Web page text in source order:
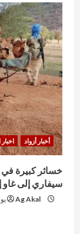
أخبار أزواد
خسائر كبيرة
سيفاري إلى غاو إثر 11 هجوماً بالعبوات الناسفة
Ag Akal